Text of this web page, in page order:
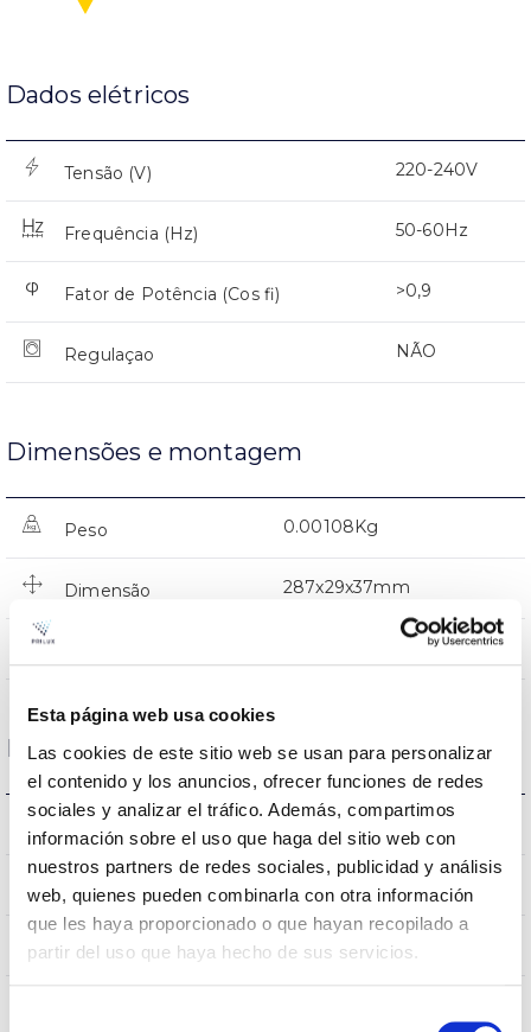
Esta página web usa cookies
Las cookies de este sitio web se usan para personalizar
el contenido y los anuncios, ofrecer funciones de redes
sociales y analizar el tráfico. Además, compartimos
información sobre el uso que haga del sitio web con
nuestros partners de redes sociales, publicidad y análisis
web, quienes pueden combinarla con otra información
que les haya proporcionado o que hayan recopilado a
partir del uso que haya hecho de sus servicios.
Dados elétricos
Tensão (V) 220-240V
Frequência (Hz) 50-60Hz
Fator de Potência (Cos fi) >0,9
Regulaçao NÃO
Dimensões e montagem
Peso 0.00108Kg
Dimensão 287x29x37mm
Dados ópticos
Temperatura de cor
CRI Índice de repr. cromática 80
Angulo de abertura